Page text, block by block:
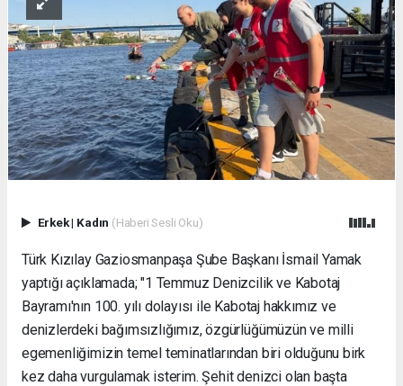
Erkek| Kadın (Haberi Sesli Oku)
Türk Kızılay Gaziosmanpaşa Şube Başkanı İsmail Yamak
yaptığı açıklamada; "1 Temmuz Denizcilik ve Kabotaj
Bayramı'nın 100. yılı dolayısı ile Kabotaj hakkımız ve
denizlerdeki bağımsızlığımız, özgürlüğümüzün ve milli
egemenliğimizin temel teminatlarından biri olduğunu birk
kez daha vurgulamak isterim. Şehit denizci olan başta